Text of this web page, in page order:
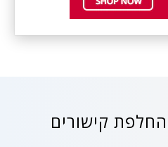
החלפת קישורים